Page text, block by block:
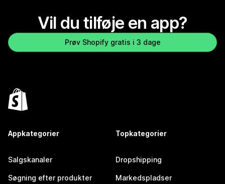
Vil du tilføje en app?
Prøv Shopify gratis i 3 dage
Appkategorier
Salgskanaler
Søgning efter produkter
Topkategorier
Dropshipping
Markedspladser